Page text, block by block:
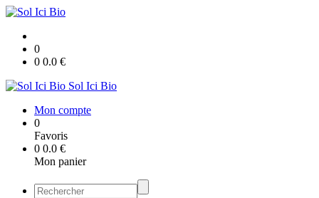
0
0 0.0 €
Sol Ici Bio
Mon compte
0
Favoris
0 0.0 €
Mon panier